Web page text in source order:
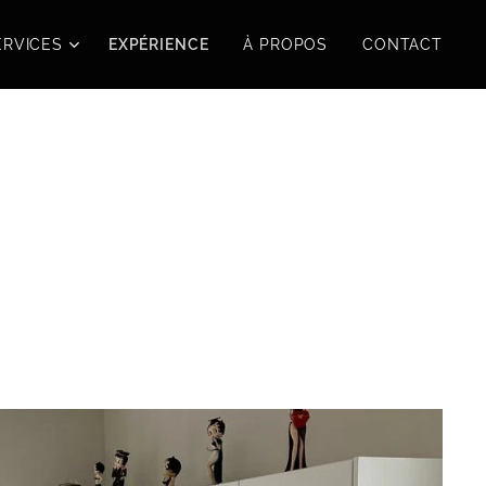
EXPÉRIENCE À PROPOS CONTACT